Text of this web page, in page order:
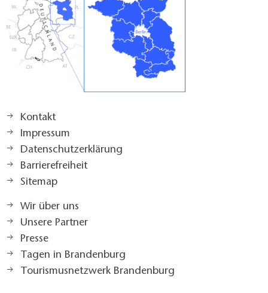
Kontakt
Impressum
Datenschutzerklärung
Barrierefreiheit
Sitemap
Wir über uns
Unsere Partner
Presse
Tagen in Brandenburg
Tourismusnetzwerk Brandenburg